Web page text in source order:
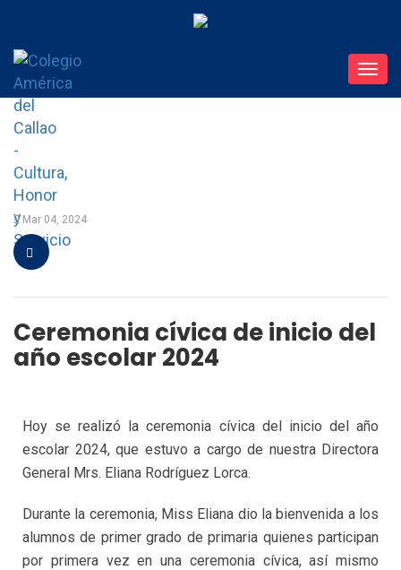
Mar 04, 2024
Ceremonia cívica de inicio del
año escolar 2024
Hoy se realizó la ceremonia cívica del inicio del año
escolar 2024, que estuvo a cargo de nuestra Directora
General Mrs. Eliana Rodríguez Lorca.
Durante la ceremonia, Miss Eliana dio la bienvenida a los
alumnos de primer grado de primaria quienes participan
por primera vez en una ceremonia cívica, así mismo